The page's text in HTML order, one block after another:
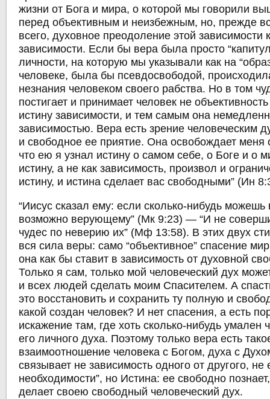
жизни от Бога и мира, о которой мы говорили
перед объективным и неизбежным, но, прежде
всего, духовное преодоление этой зависимости
зависимости. Если бы вера была просто
личности, на которую мы указывали как на
человеке, была бы псевдосвободой,
незнания человеком своего рабства. Но в том
постигает и принимает человек не
истину зависимости, и тем самым она
зависимостью. Вера есть зрение человеческим
и свободное ее приятие. Она освобождает меня
что ею я узнал истину о самом себе, о Боге и о
истину, а не как зависимость, произвол и
истину, и истина сделает вас свободными” (Ин
“Иисус сказал ему: если сколько-нибудь можешь
возможно верующему” (Мк 9:23) — “И не
чудес по неверию их” (Мф 13:58). В этих двух
вся сила веры: само “объективное” спасение
она как бы ставит в зависимость от духовной
Только я сам, только мой человеческий дух
и всех людей сделать моим Спасителем. А
это восстановить и сохранить ту полную и
какой создан человек? И нет спасения, а есть
искажение там, где хоть сколько-нибудь умален
его личного духа. Поэтому только вера есть
взаимоотношение человека с Богом, духа с
связывает не зависимость одного от другого, не
необходимости”, но Истина: ее свободно
делает своею свободный человеческий дух.